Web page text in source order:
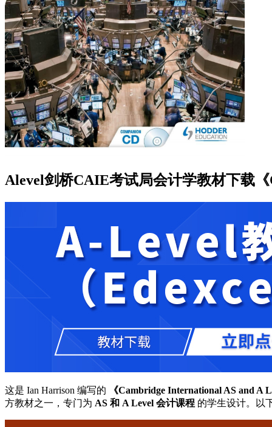
Alevel剑桥CAIE考试局会计学教材下载
这是 Ian Harrison 编写的
《Cambridge International AS and A
方教材之一，专门为 AS 和 A Level 会计课程 的学生设计。以